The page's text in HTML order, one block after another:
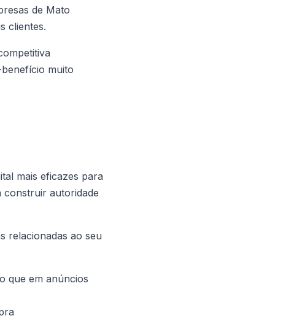
de Mato
clientes.
muito
mais eficazes para
construir autoridade
relacionadas ao seu
que em anúncios